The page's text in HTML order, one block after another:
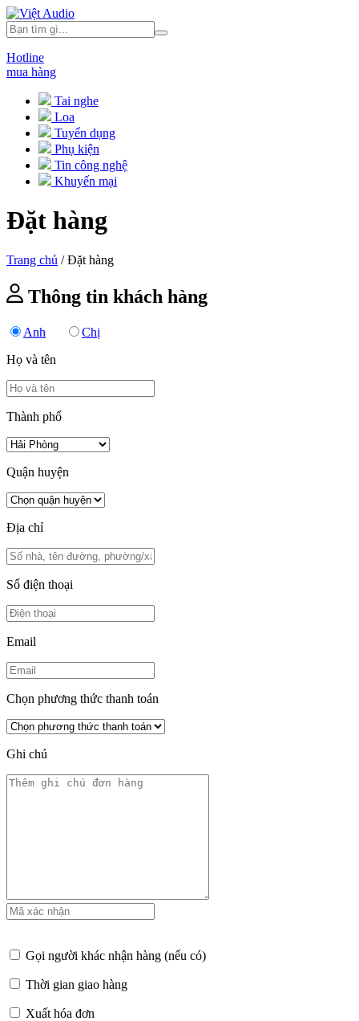
Hotline
mua hàng
Tai nghe
Loa
Tuyển dụng
Phụ kiện
Tin công nghệ
Khuyến mại
Đặt hàng
Trang chủ / Đặt hàng
Thông tin khách hàng
Anh
Chị
Họ và tên
Thành phố
Quận huyện
Địa chỉ
Số điện thoại
Email
Chọn phương thức thanh toán
Ghi chú
Gọi người khác nhận hàng (nếu có)
Thời gian giao hàng
Xuất hóa đơn